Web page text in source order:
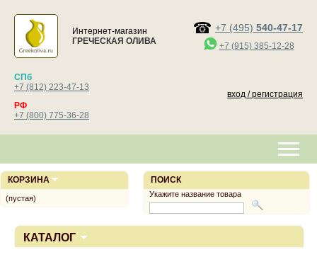
Интернет-магазин
ГРЕЧЕСКАЯ ОЛИВА
+7 (495) 540-47-17
+7 (915) 385-12-28
СПб
+7 (812) 223-47-13
РФ
+7 (800) 775-36-28
вход / регистрация
КАТАЛОГ
ПОИСК
Укажите название товара
КОРЗИНА
(пустая)